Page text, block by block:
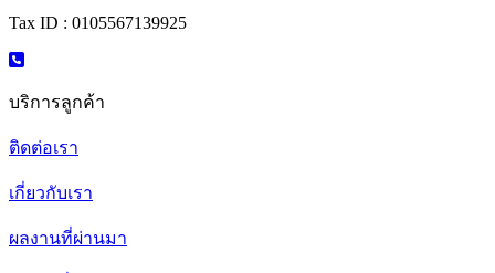
Tax ID : 0105567139925
บริการลูกค้า
ติดต่อเรา
เกี่ยวกับเรา
ผลงานที่ผ่านมา